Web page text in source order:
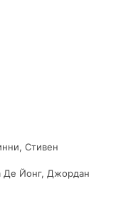
разобраться в
мистическими
начинают
собирая улики.
начиная от
попытками
открываются
жителями,
Углубляясь
старые
связь между
самом
шокирующим
Стивен
Йонг, Джордан